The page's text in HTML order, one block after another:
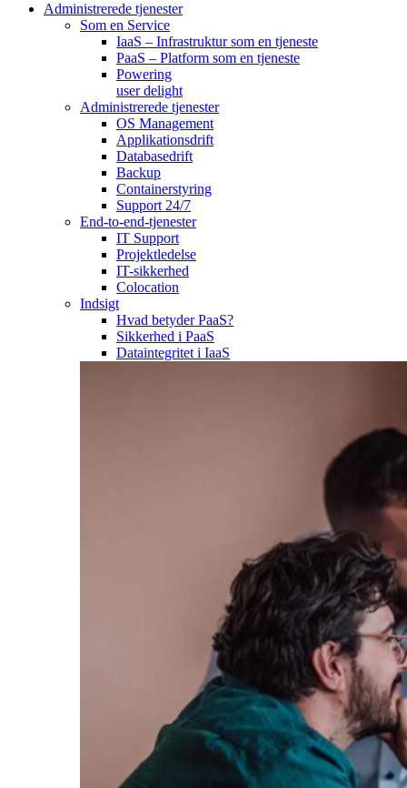
Administrerede tjenester
Som en Service
IaaS – Infrastruktur som en tjeneste
PaaS – Platform som en tjeneste
Powering
user delight
Administrerede tjenester
OS Management
Applikationsdrift
Databasedrift
Backup
Containerstyring
Support 24/7
End-to-end-tjenester
IT Support
Projektledelse
IT-sikkerhed
Colocation
Indsigt
Hvad betyder PaaS?
Sikkerhed i PaaS
Dataintegritet i IaaS